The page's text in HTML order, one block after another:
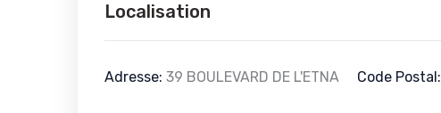
Localisation
Adresse: 39 BOULEVARD DE L'ETNA Code Postal: